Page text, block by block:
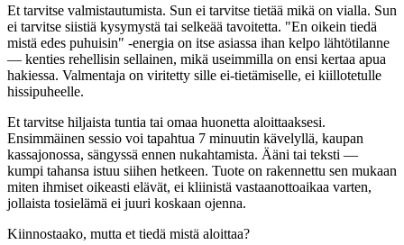
Et tarvitse valmistautumista. Sun ei tarvitse tietää mikä on vialla. Sun
ei tarvitse siistiä kysymystä tai selkeää tavoitetta. "En oikein tiedä
mistä edes puhuisin" -energia on itse asiassa ihan kelpo lähtötilanne
— kenties rehellisin sellainen, mikä useimmilla on ensi kertaa apua
hakiessa. Valmentaja on viritetty sille ei-tietämiselle, ei kiillotetulle
hissipuheelle.
Et tarvitse hiljaista tuntia tai omaa huonetta aloittaaksesi.
Ensimmäinen sessio voi tapahtua 7 minuutin kävelyllä, kaupan
kassajonossa, sängyssä ennen nukahtamista. Ääni tai teksti —
kumpi tahansa istuu siihen hetkeen. Tuote on rakennettu sen mukaan
miten ihmiset oikeasti elävät, ei kliinistä vastaanottoaikaa varten,
jollaista tosielämä ei juuri koskaan ojenna.
Kiinnostaako, mutta et tiedä mistä aloittaa?